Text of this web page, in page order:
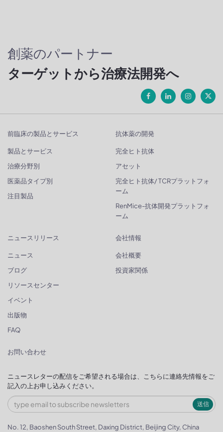
創薬のパートナー
ターゲットから治療法開発へ
前臨床の製品とサービス
製品とサービス
治療分野別
医薬品タイプ別
注目製品
抗体薬の開発
完全ヒト抗体
アセット
完全ヒト抗体/ TCRプラットフォ
ーム
RenMice-抗体開発プラットフォ
ーム
ニュースリリース
ニュース
ブログ
リソースセンター
イベント
出版物
FAQ
会社情報
会社概要
投資家関係
お問い合わせ
ニュースレターの配信をご希望される場合は、こちらに連絡先情報をご
記入の上お申し込みください。
送信
No. 12, Baoshen South Street, Daxing District, Beijing City, China